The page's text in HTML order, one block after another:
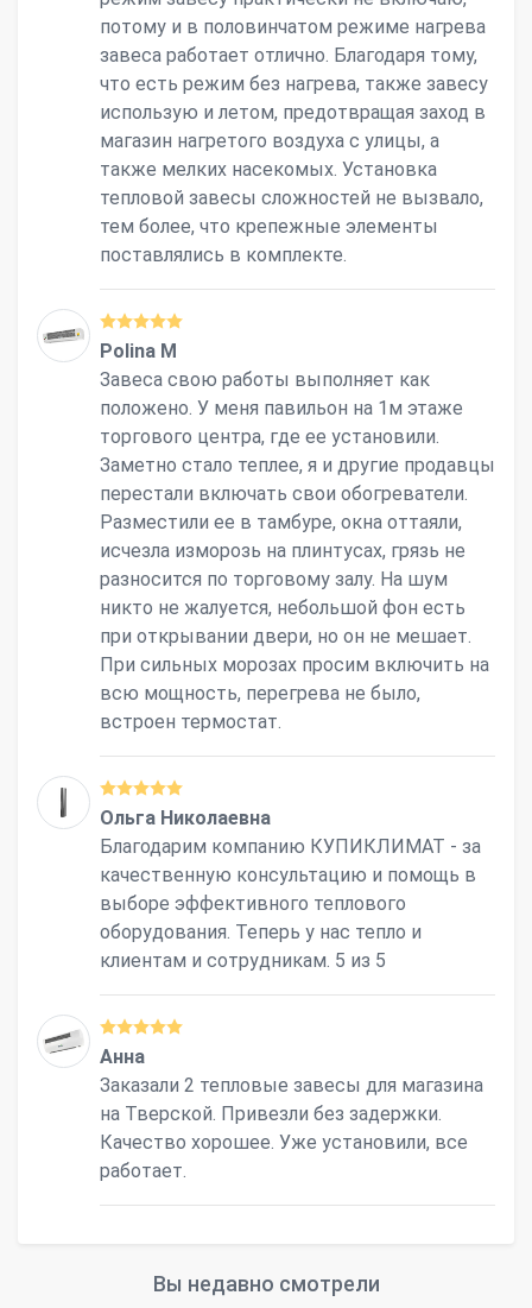
потому и в половинчатом режиме нагрева
завеса работает отлично. Благодаря тому,
что есть режим без нагрева, также завесу
использую и летом, предотвращая заход в
магазин нагретого воздуха с улицы, а
также мелких насекомых. Установка
тепловой завесы сложностей не вызвало,
тем более, что крепежные элементы
поставлялись в комплекте.
Polina M
Завеса свою работы выполняет как
положено. У меня павильон на 1м этаже
торгового центра, где ее установили.
Заметно стало теплее, я и другие продавцы
перестали включать свои обогреватели.
Разместили ее в тамбуре, окна оттаяли,
исчезла изморозь на плинтусах, грязь не
разносится по торговому залу. На шум
никто не жалуется, небольшой фон есть
при открывании двери, но он не мешает.
При сильных морозах просим включить на
всю мощность, перегрева не было,
встроен термостат.
Ольга Николаевна
Благодарим компанию КУПИКЛИМАТ - за
качественную консультацию и помощь в
выборе эффективного теплового
оборудования. Теперь у нас тепло и
клиентам и сотрудникам. 5 из 5
Анна
Заказали 2 тепловые завесы для магазина
на Тверской. Привезли без задержки.
Качество хорошее. Уже установили, все
работает.
Вы недавно смотрели